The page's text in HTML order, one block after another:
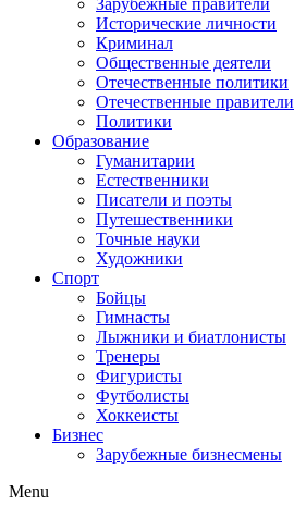
Зарубежные правители
Исторические личности
Криминал
Общественные деятели
Отечественные политики
Отечественные правители
Политики
Образование
Гуманитарии
Естественники
Писатели и поэты
Путешественники
Точные науки
Художники
Спорт
Бойцы
Гимнасты
Лыжники и биатлонисты
Тренеры
Фигуристы
Футболисты
Хоккеисты
Бизнес
Зарубежные бизнесмены
Menu